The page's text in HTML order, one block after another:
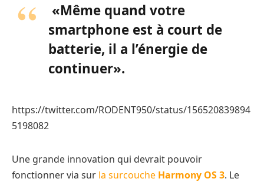
«Même quand votre
smartphone est à court de
batterie, il a l’énergie de
continuer».
https://twitter.com/RODENT950/status/156520839894
5198082
Une grande innovation qui devrait pouvoir
fonctionner via sur la surcouche Harmony OS 3. Le